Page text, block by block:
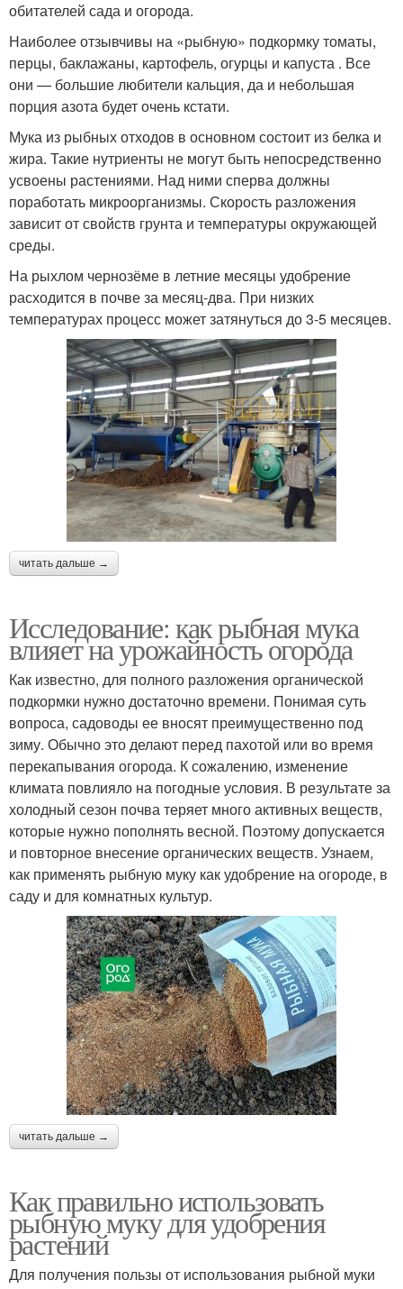
обитателей сада и огорода.
Наиболее отзывчивы на «рыбную» подкормку томаты,
перцы, баклажаны, картофель, огурцы и капуста . Все
они — большие любители кальция, да и небольшая
порция азота будет очень кстати.
Мука из рыбных отходов в основном состоит из белка и
жира. Такие нутриенты не могут быть непосредственно
усвоены растениями. Над ними сперва должны
поработать микроорганизмы. Скорость разложения
зависит от свойств грунта и температуры окружающей
среды.
На рыхлом чернозёме в летние месяцы удобрение
расходится в почве за месяц-два. При низких
температурах процесс может затянуться до 3-5 месяцев.
читать дальше →
Исследование: как рыбная мука
влияет на урожайность огорода
Как известно, для полного разложения органической
подкормки нужно достаточно времени. Понимая суть
вопроса, садоводы ее вносят преимущественно под
зиму. Обычно это делают перед пахотой или во время
перекапывания огорода. К сожалению, изменение
климата повлияло на погодные условия. В результате за
холодный сезон почва теряет много активных веществ,
которые нужно пополнять весной. Поэтому допускается
и повторное внесение органических веществ. Узнаем,
как применять рыбную муку как удобрение на огороде, в
саду и для комнатных культур.
читать дальше →
Как правильно использовать
рыбную муку для удобрения
растений
Для получения пользы от использования рыбной муки